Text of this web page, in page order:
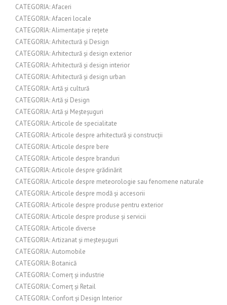
CATEGORIA: Afaceri
CATEGORIA: Afaceri locale
CATEGORIA: Alimentație și rețete
CATEGORIA: Arhitectură și Design
CATEGORIA: Arhitectură și design exterior
CATEGORIA: Arhitectură și design interior
CATEGORIA: Arhitectură și design urban
CATEGORIA: Artă și cultură
CATEGORIA: Artă și Design
CATEGORIA: Artă și Meșteșuguri
CATEGORIA: Articole de specialitate
CATEGORIA: Articole despre arhitectură și construcții
CATEGORIA: Articole despre bere
CATEGORIA: Articole despre branduri
CATEGORIA: Articole despre grădinărit
CATEGORIA: Articole despre meteorologie sau fenomene naturale
CATEGORIA: Articole despre modă și accesorii
CATEGORIA: Articole despre produse pentru exterior
CATEGORIA: Articole despre produse și servicii
CATEGORIA: Articole diverse
CATEGORIA: Artizanat și meșteșuguri
CATEGORIA: Automobile
CATEGORIA: Botanică
CATEGORIA: Comerț și industrie
CATEGORIA: Comerț și Retail
CATEGORIA: Confort și Design Interior